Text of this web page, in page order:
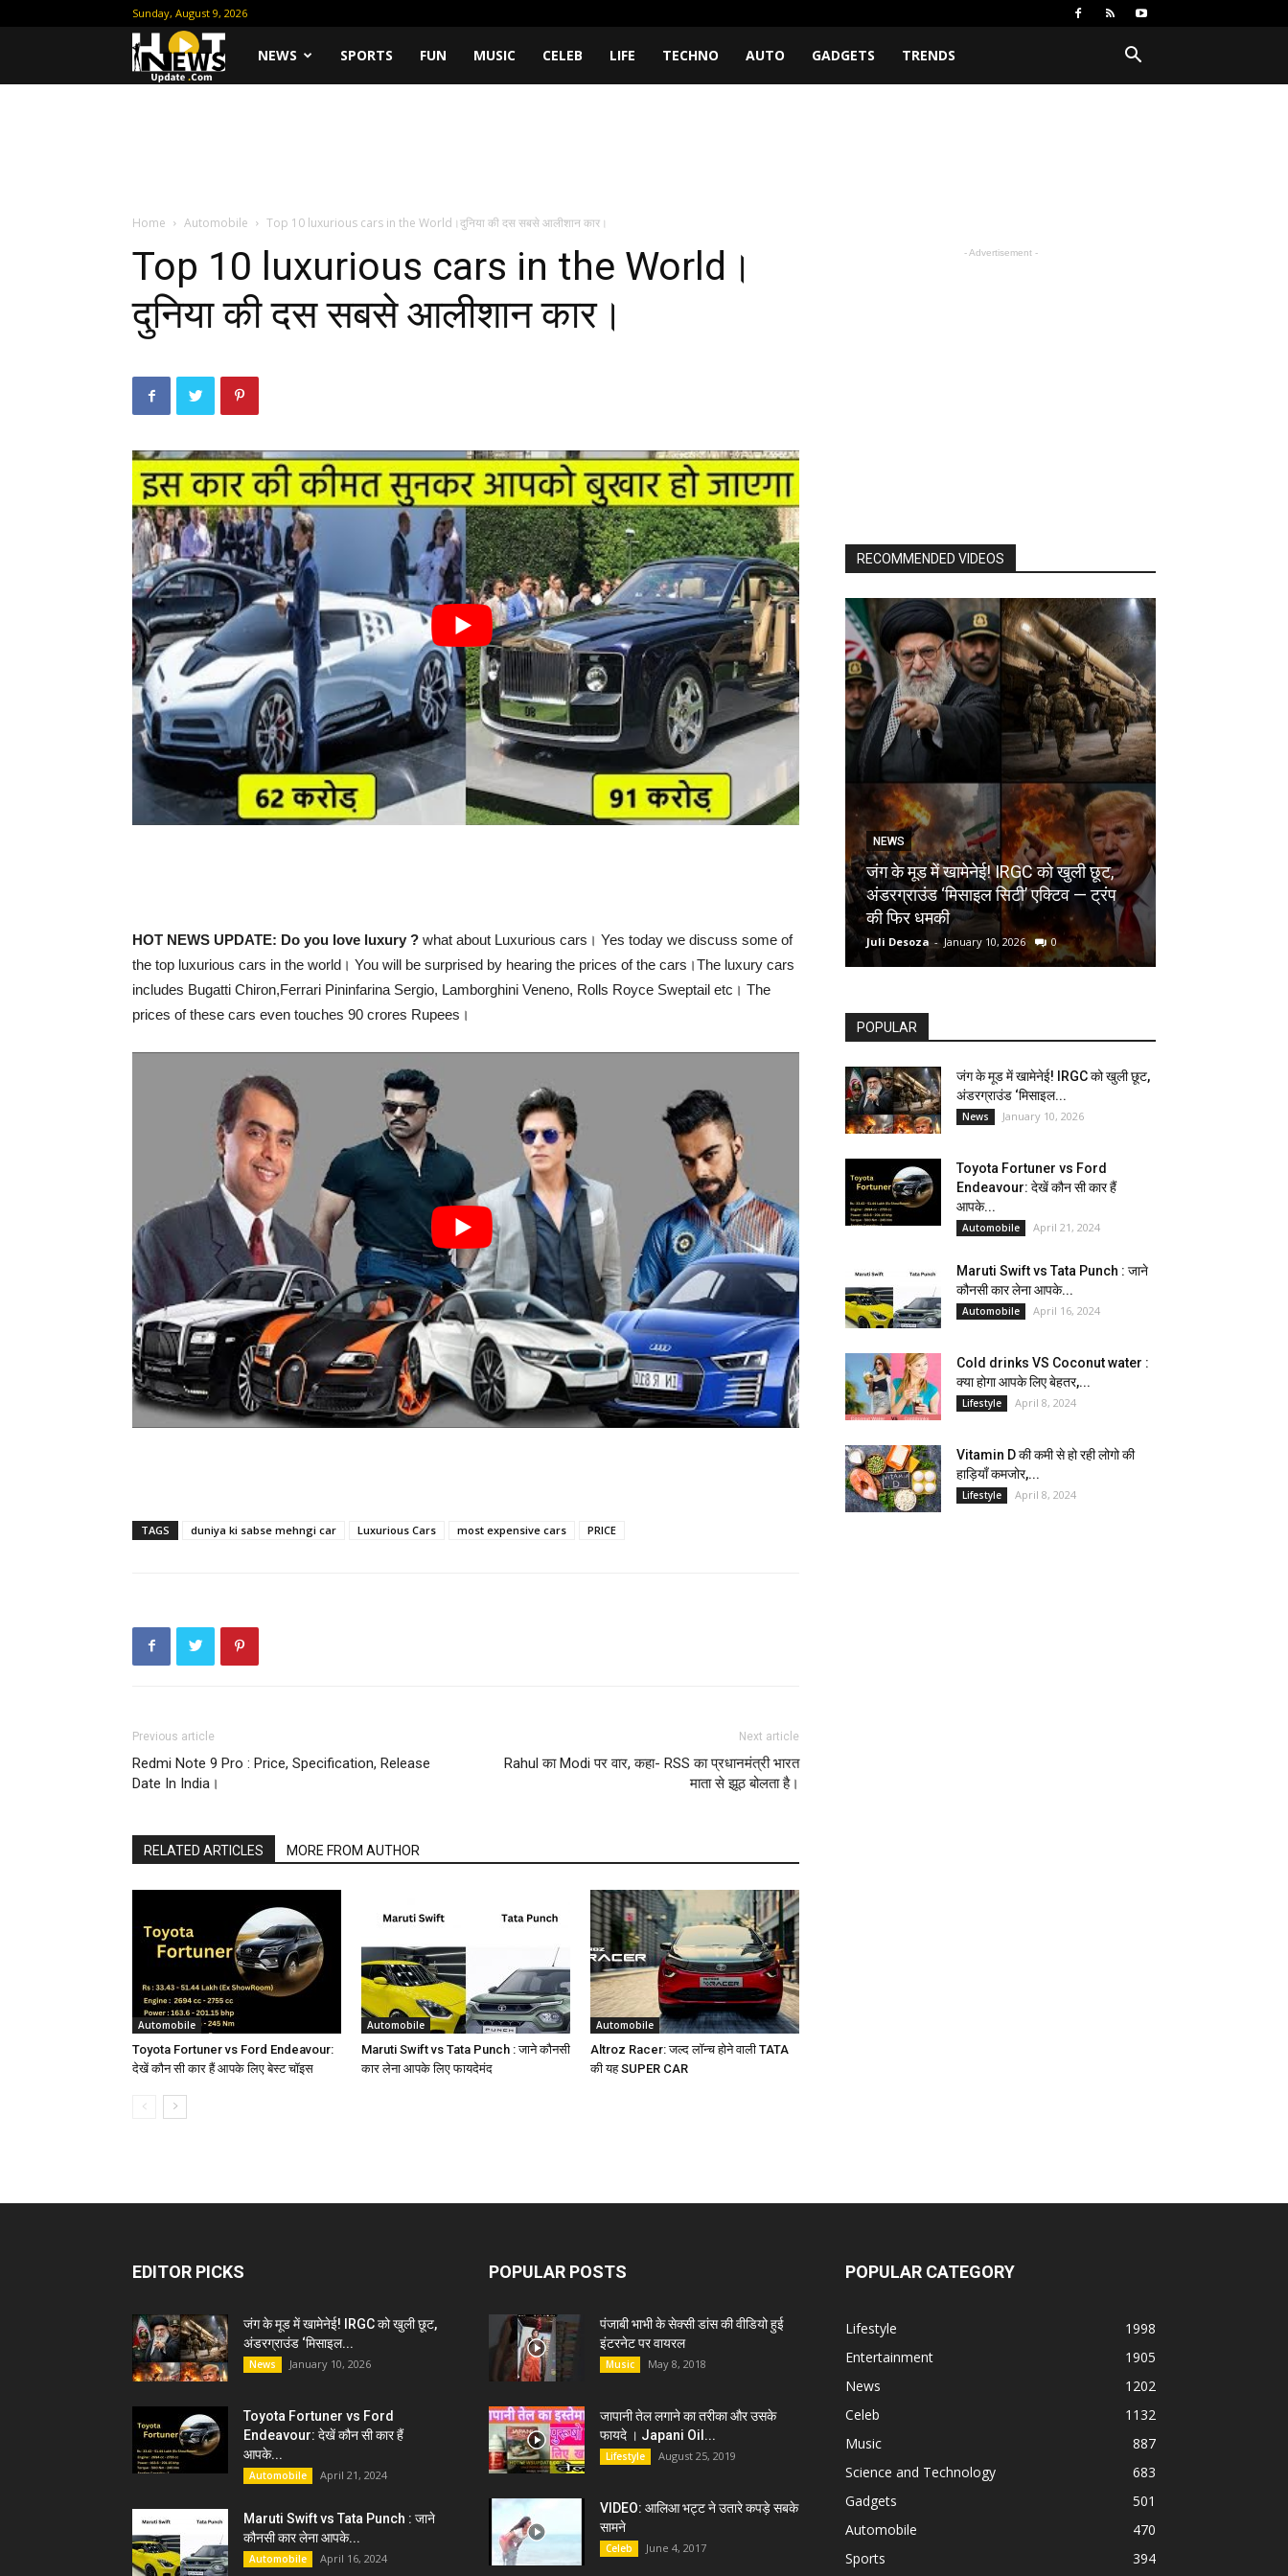
Sunday, August 9, 2026
HotNEWS SPORTS FUN MUSIC CELEB LIFE TECHNO AUTO GADGETS TRENDS
Home Automobile Top 10 luxurious cars in the World।दुनिया की दस सबसे आलीशान कार।
Top 10 luxurious cars in the World।
दुनिया की दस सबसे आलीशान कार।
HOT NEWS UPDATE: Do you love luxury ? what about Luxurious cars। Yes today we discuss some of
the top luxurious cars in the world। You will be surprised by hearing the prices of the cars।The luxury cars
includes Bugatti Chiron,Ferrari Pininfarina Sergio, Lamborghini Veneno, Rolls Royce Sweptail etc। The
prices of these cars even touches 90 crores Rupees।
TAGS duniya ki sabse mehngi car Luxurious Cars most expensive cars PRICE
Previous article
Redmi Note 9 Pro : Price, Specification, Release
Date In India।
Next article
Rahul का Modi पर वार, कहा- RSS का प्रधानमंत्री भारत
माता से झूठ बोलता है।
RELATED ARTICLES MORE FROM AUTHOR
Automobile
Toyota Fortuner vs Ford Endeavour:
देखें कौन सी कार हैं आपके लिए बेस्ट चॉइस
Automobile
Maruti Swift vs Tata Punch : जाने कौनसी
कार लेना आपके लिए फायदेमंद
Automobile
Altroz Racer: जल्द लॉन्च होने वाली TATA
की यह SUPER CAR
- Advertisement -
RECOMMENDED VIDEOS
NEWS
जंग के मूड में खामेनेई! IRGC को खुली छूट,
अंडरग्राउंड ‘मिसाइल सिटी’ एक्टिव — ट्रंप
की फिर धमकी
Juli Desoza - January 10, 2026 0
POPULAR
जंग के मूड में खामेनेई! IRGC को खुली छूट,
अंडरग्राउंड ‘मिसाइल...
News January 10, 2026
Toyota Fortuner vs Ford
Endeavour: देखें कौन सी कार हैं
आपके...
Automobile April 21, 2024
Maruti Swift vs Tata Punch : जाने
कौनसी कार लेना आपके...
Automobile April 16, 2024
Cold drinks VS Coconut water :
क्या होगा आपके लिए बेहतर,...
Lifestyle April 8, 2024
Vitamin D की कमी से हो रही लोगो की
हाड़ियाँ कमजोर,...
Lifestyle April 8, 2024
EDITOR PICKS
जंग के मूड में खामेनेई! IRGC को खुली छूट,
अंडरग्राउंड ‘मिसाइल...
News January 10, 2026
Toyota Fortuner vs Ford
Endeavour: देखें कौन सी कार हैं
आपके...
Automobile April 21, 2024
Maruti Swift vs Tata Punch : जाने
कौनसी कार लेना आपके...
Automobile April 16, 2024
POPULAR POSTS
पंजाबी भाभी के सेक्सी डांस की वीडियो हुई
इंटरनेट पर वायरल
Music May 8, 2018
जापानी तेल लगाने का तरीका और उसके
फायदे । Japani Oil...
Lifestyle August 25, 2019
VIDEO: आलिआ भट्ट ने उतारे कपड़े सबके
सामने
Celeb June 4, 2017
POPULAR CATEGORY
Lifestyle
1998
Entertainment
1905
News
1202
Celeb
1132
Music
887
Science and Technology
683
Gadgets
501
Automobile
470
Sports
394